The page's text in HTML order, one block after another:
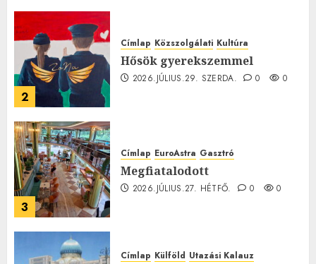
2
Címlap Közszolgálati Kultúra
Hősök gyerekszemmel
2026.JÚLIUS.29. SZERDA. 0 0
3
Címlap EuroAstra Gasztró
Megfiatalodott
2026.JÚLIUS.27. HÉTFŐ. 0 0
Címlap Külföld Utazási Kalauz